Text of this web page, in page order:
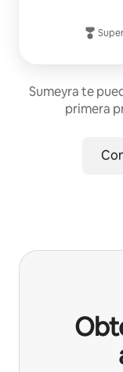
Sumeyra te
primera